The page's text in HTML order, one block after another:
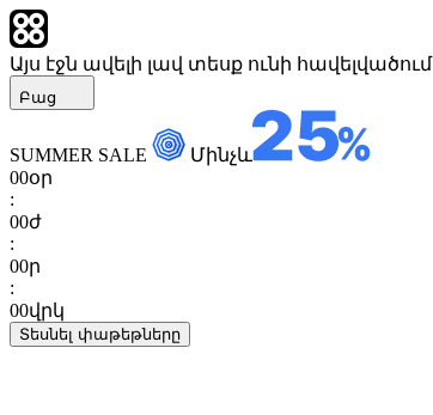
Այս էջն ավելի լավ տեսք ունի հավելվածում
Բաց
SUMMER SALE
Մինչև
00օր
:
00ժ
:
00ր
:
00վրկ
Տեսնել փաթեթները